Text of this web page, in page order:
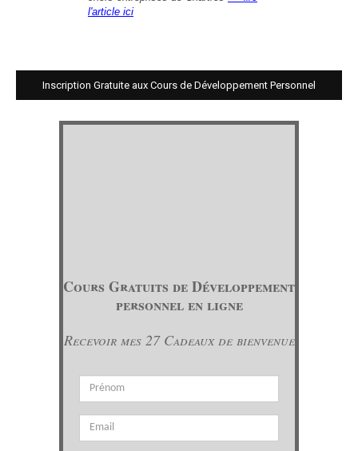
l'article ici
Inscription Gratuite aux Cours de Développement Personnel
Cours Gratuits de Développement
personnel en ligne
Recevoir mes 27 Cadeaux de bienvenue